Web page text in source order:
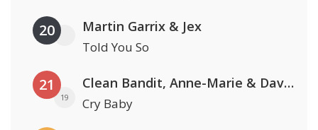
20 Martin Garrix & Jex
Told You So
21
19
Clean Bandit, Anne-Marie & David Guetta
Cry Baby